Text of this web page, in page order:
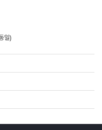
일)